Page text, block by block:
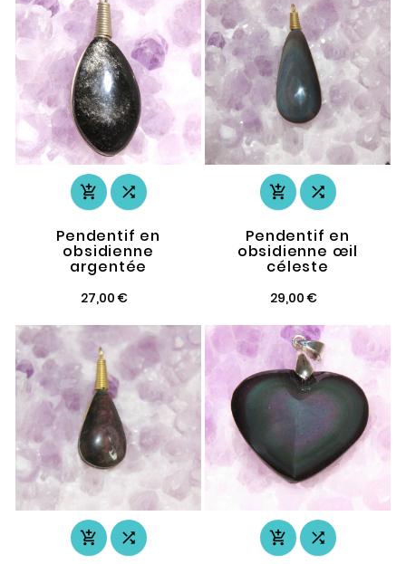
 
Pendentif en
obsidienne
argentée
27,00 €
 
Pendentif en
obsidienne œil
céleste
29,00 €
   